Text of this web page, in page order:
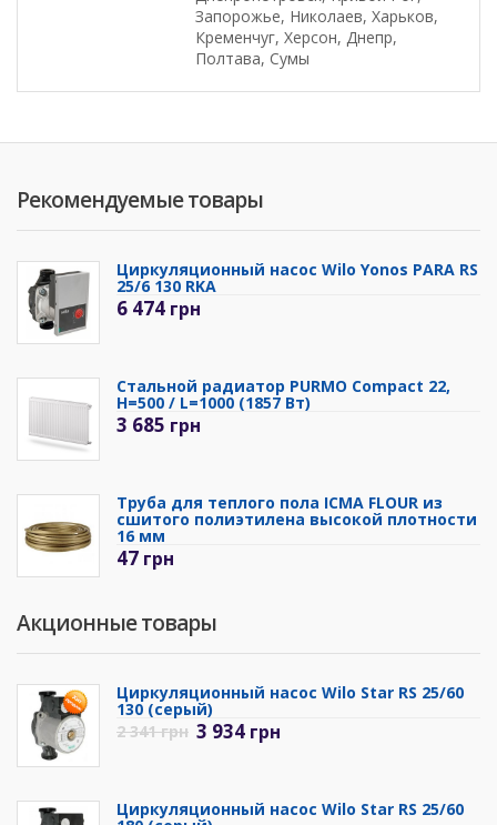
Запорожье, Николаев, Харьков,
Кременчуг, Херсон, Днепр,
Полтава, Сумы
Рекомендуемые товары
Циркуляционный насос Wilo Yonos PARA RS
25/6 130 RKA
6 474 грн
Стальной радиатор PURMO Compact 22,
H=500 / L=1000 (1857 Вт)
3 685 грн
Труба для теплого пола ICMA FLOUR из
сшитого полиэтилена высокой плотности
16 мм
47 грн
Акционные товары
Циркуляционный насос Wilo Star RS 25/60
130 (серый)
2 341грн 3 934 грн
Циркуляционный насос Wilo Star RS 25/60